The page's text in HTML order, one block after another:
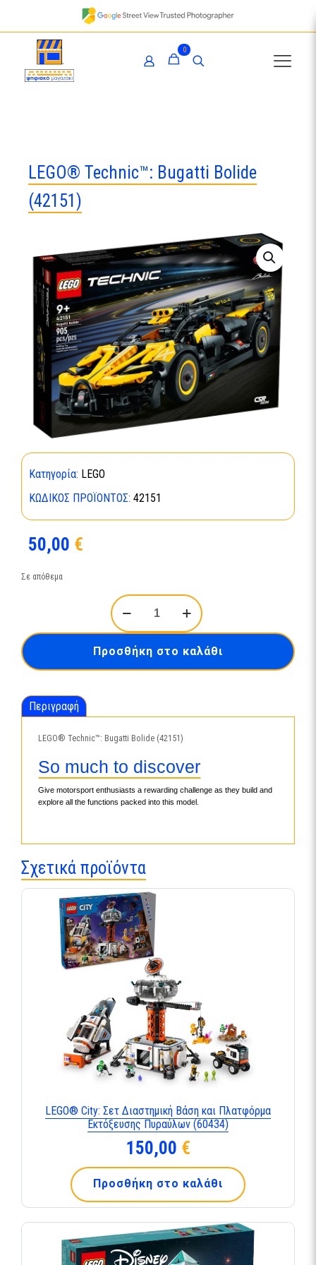
0
LEGO® Technic™: Bugatti Bolide
(42151)
Κατηγορία: LEGO
ΚΩΔΙΚΌΣ ΠΡΟΪΌΝΤΟΣ: 42151
50,00 €
Σε απόθεμα
LEGO®
Technic™:
Bugatti
(42151)
ποσότητα
Προσθήκη στο καλάθι
Περιγραφή
LEGO® Technic™: Bugatti Bolide (42151)
So much to discover
Give motorsport enthusiasts a rewarding challenge as they build and
explore all the functions packed into this model.
Σχετικά προϊόντα
LEGO® City: Σετ Διαστημική Βάση και Πλατφόρμα
Εκτόξευσης Πυραύλων (60434)
150,00 €
Προσθήκη στο καλάθι